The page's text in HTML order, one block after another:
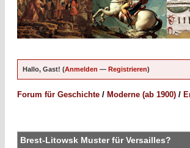
Hallo, Gast! (Anmelden — Registrieren)
Forum für Geschichte / Moderne (ab 1900) /
Brest-Litowsk Muster für Versailles?